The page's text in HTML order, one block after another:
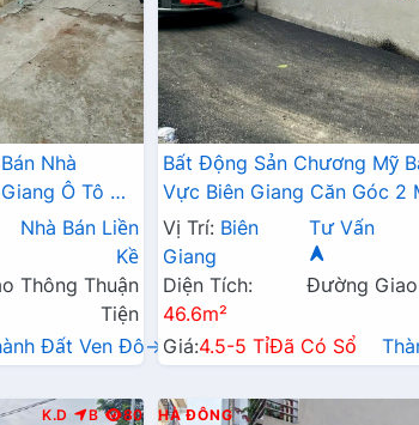
Nhà
Ô Tô Đỗ
Doanh
Nhà Bán Liền
Kề
Thông Thuận
Tiện
Đất Ven Đô→
Bất Động Sản Chương Mỹ
Vực Biên Giang Căn Góc 2
Tô Đỗ Tận Cửa Gần Trục
Doanh
Vị Trí: Biên
Giang
Tư Vấn
Diện Tích:
46.6m²
Đường
Giá:4.5-5 TỉĐã Có Sổ
K.D B 80 HÀ ĐÔNG